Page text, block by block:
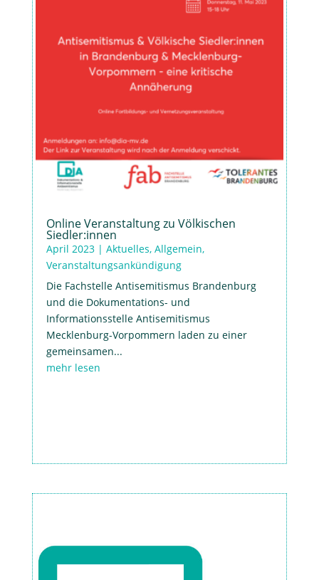
Online Veranstaltung zu Völkischen
Siedler:innen
April 2023| Aktuelles, Allgemein,
Veranstaltungsankündigung
Die Fachstelle Antisemitismus Brandenburg
und die Dokumentations- und
Informationsstelle Antisemitismus
Mecklenburg-Vorpommern laden zu einer
gemeinsamen...
mehr lesen